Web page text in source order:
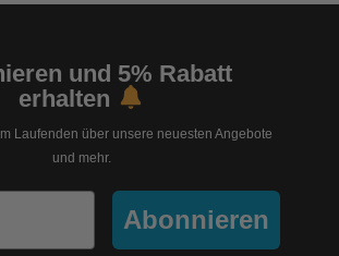
und 5% Rabatt
erhalten
Laufenden über unsere neuesten Angebote
und mehr.
Abonnieren